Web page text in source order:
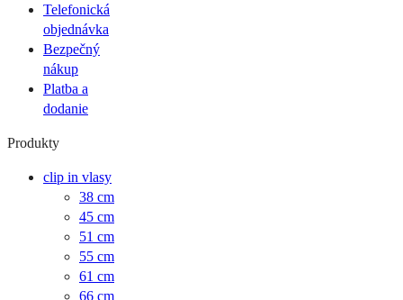
Telefonická
objednávka
Bezpečný
nákup
Platba a
dodanie
Produkty
clip in vlasy
38 cm
45 cm
51 cm
55 cm
61 cm
66 cm